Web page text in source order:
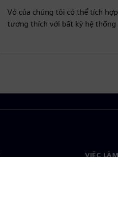
Vỏ của chúng tôi có thể tích
tương thích với bất kỳ hệ thống
VIỆC LÀM